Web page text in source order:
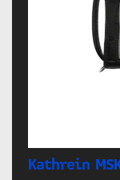
Kathrein